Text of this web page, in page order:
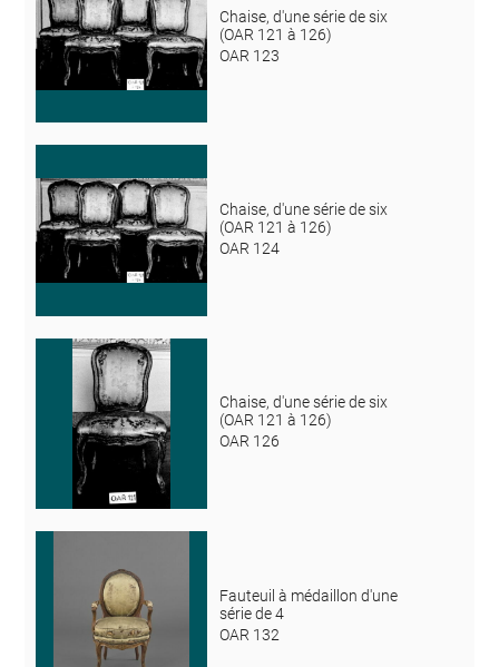
Chaise, d'une série de six
(OAR 121 à 126)
OAR 123
Chaise, d'une série de six
(OAR 121 à 126)
OAR 124
Chaise, d'une série de six
(OAR 121 à 126)
OAR 126
Fauteuil à médaillon d'une
série de 4
OAR 132